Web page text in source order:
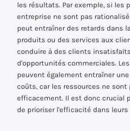
les résultats. Par exemple, si les
entreprise ne sont pas
peut entraîner des retards dans
produits ou des services aux
conduire à des clients
d'opportunités commerciales.
peuvent également entraîner
coûts, car les ressources ne
efficacement. Il est donc crucial
de prioriser l'efficacité dans leurs